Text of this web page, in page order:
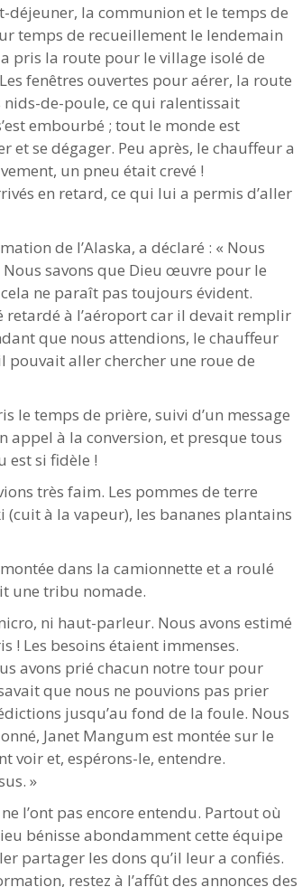
déjeuner, la communion et le temps de
temps de recueillement le lendemain
pris la route pour le village isolé de
fenêtres ouvertes pour aérer, la route
nids-de-poule, ce qui ralentissait
embourbé ; tout le monde est
et se dégager. Peu après, le chauffeur a
un pneu était crevé !
en retard, ce qui lui a permis d’aller
de l’Alaska, a déclaré : « Nous
Nous savons que Dieu œuvre pour le
ne paraît pas toujours évident.
retardé à l’aéroport car il devait remplir
que nous attendions, le chauffeur
pouvait aller chercher une roue de
le temps de prière, suivi d’un message
appel à la conversion, et presque tous
est si fidèle !
très faim. Les pommes de terre
à la vapeur), les bananes plantains
dans la camionnette et a roulé
une tribu nomade.
ni haut-parleur. Nous avons estimé
! Les besoins étaient immenses.
avons prié chacun notre tour pour
que nous ne pouvions pas prier
jusqu’au fond de la foule. Nous
Janet Mangum est montée sur le
voir et, espérons-le, entendre.
»
l’ont pas encore entendu. Partout où
bénisse abondamment cette équipe
partager les dons qu’il leur a confiés.
restez à l’affût des annonces des